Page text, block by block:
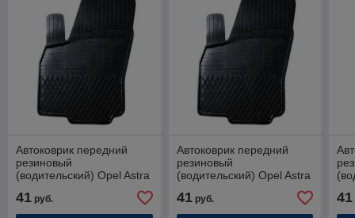
Автоковрик передний
резиновый
(водительский) Opel Astra
Астра H
41 руб.
Автоковрик передний
резиновый
(водительский) Opel Astra
Астра Джи
41руб. 41